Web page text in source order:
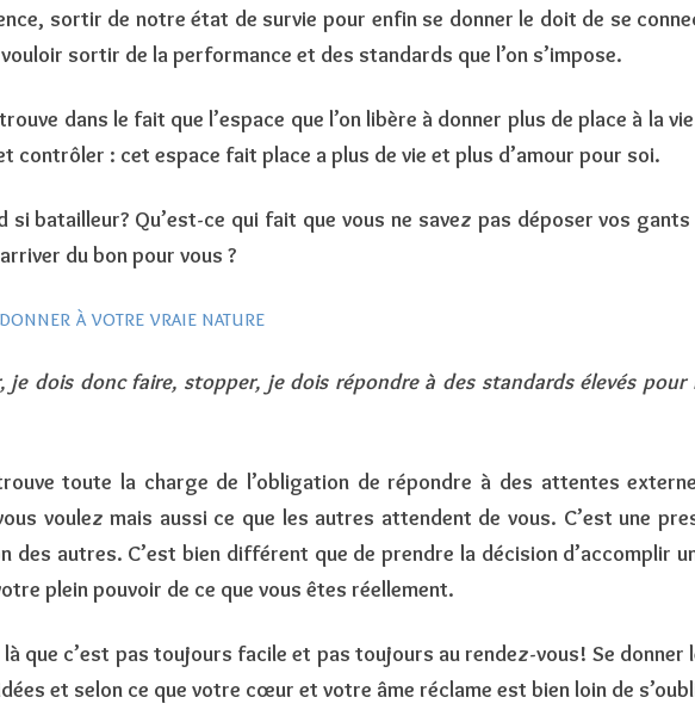
, sortir de notre état de survie pour enfin se donner le doit de se
sortir de la performance et des standards que l’on s’impose.
dans le fait que l’espace que l’on libère à donner plus de place à la
contrôler : cet espace fait place a plus de vie et plus d’amour pour soi.
si batailleur? Qu’est-ce qui fait que vous ne savez pas déposer vos
du bon pour vous ?
à votre vraie nature
je dois donc faire, stopper, je dois répondre à des standards élevés
toute la charge de l’obligation de répondre à des attentes
voulez mais aussi ce que les autres attendent de vous. C’est une
des autres. C’est bien différent que de prendre la décision d’accomplir
plein pouvoir de ce que vous êtes réellement.
là que c’est pas toujours facile et pas toujours au rendez-vous! Se donner
et selon ce que votre cœur et votre âme réclame est bien loin de